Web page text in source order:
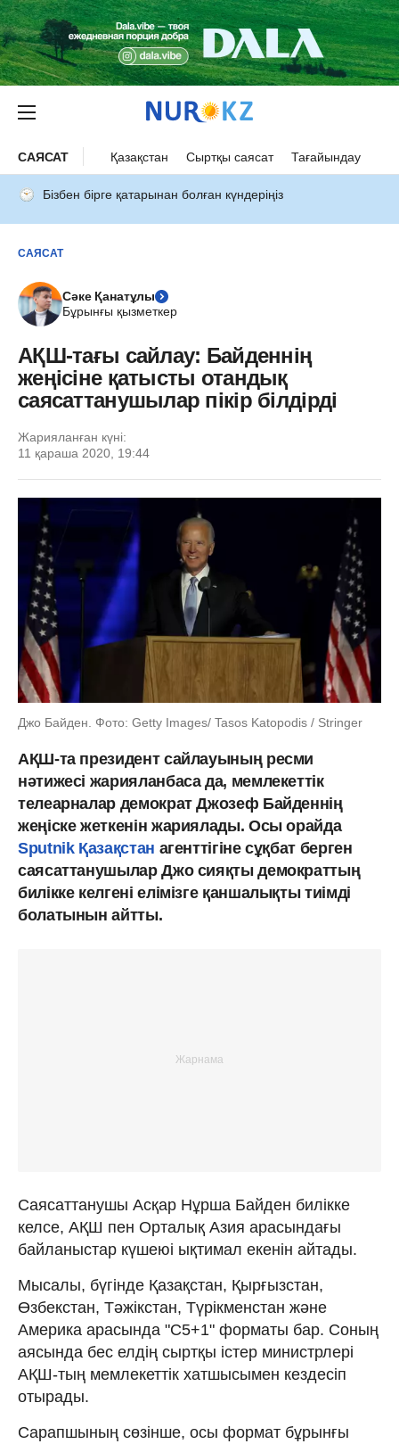
САЯСАТ Қазақстан Сыртқы саясат Тағайындау
Бізбен бірге қатарынан болған күндеріңіз
САЯСАТ
Сәке Қанатұлы
Бұрынғы қызметкер
АҚШ-тағы сайлау: Байденнің
жеңісіне қатысты отандық
саясаттанушылар пікір білдірді
Жарияланған күні:
11 қараша 2020, 19:44
Джо Байден. Фото: Getty Images/ Tasos Katopodis / Stringer
АҚШ-та президент сайлауының ресми
нәтижесі жарияланбаса да, мемлекеттік
телеарналар демократ Джозеф Байденнің
жеңіске жеткенін жариялады. Осы орайда
Sputnik Қазақстан агенттігіне сұқбат берген
саясаттанушылар Джо сияқты демократтың
билікке келгені елімізге қаншалықты тиімді
болатынын айтты.
Саясаттанушы Асқар Нұрша Байден билікке
келсе, АҚШ пен Орталық Азия арасындағы
байланыстар күшеюі ықтимал екенін айтады.
Мысалы, бүгінде Қазақстан, Қырғызстан,
Өзбекстан, Тәжікстан, Түрікменстан және
Америка арасында "С5+1" форматы бар. Соның
аясында бес елдің сыртқы істер министрлері
АҚШ-тың мемлекеттік хатшысымен кездесіп
отырады.
Сарапшының сөзінше, осы формат бұрынғы